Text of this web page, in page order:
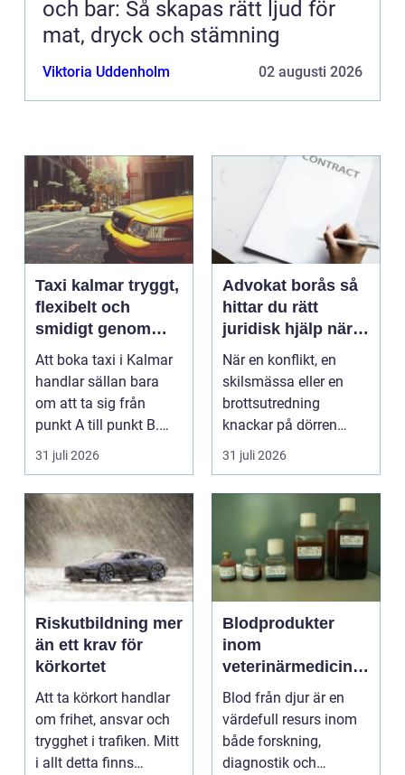
och bar: Så skapas rätt ljud för
mat, dryck och stämning
Viktoria Uddenholm 02 augusti 2026
Taxi kalmar tryggt,
flexibelt och
smidigt genom
hela resan
Att boka taxi i Kalmar
handlar sällan bara
om att ta sig från
punkt A till punkt B.
För många är res...
31 juli 2026
Advokat borås så
hittar du rätt
juridisk hjälp när
livet krånglar
När en konflikt, en
skilsmässa eller en
brottsutredning
knackar på dörren
förändras vardagen
snabbt....
31 juli 2026
Riskutbildning mer
än ett krav för
körkortet
Att ta körkort handlar
om frihet, ansvar och
trygghet i trafiken. Mitt
i allt detta finns
Blodprodukter
inom
veterinärmedicin
funktion, kvalitet
och användning
Blod från djur är en
värdefull resurs inom
både forskning,
diagnostik och